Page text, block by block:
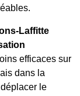
Laffitte
efficaces sur
dans la
le